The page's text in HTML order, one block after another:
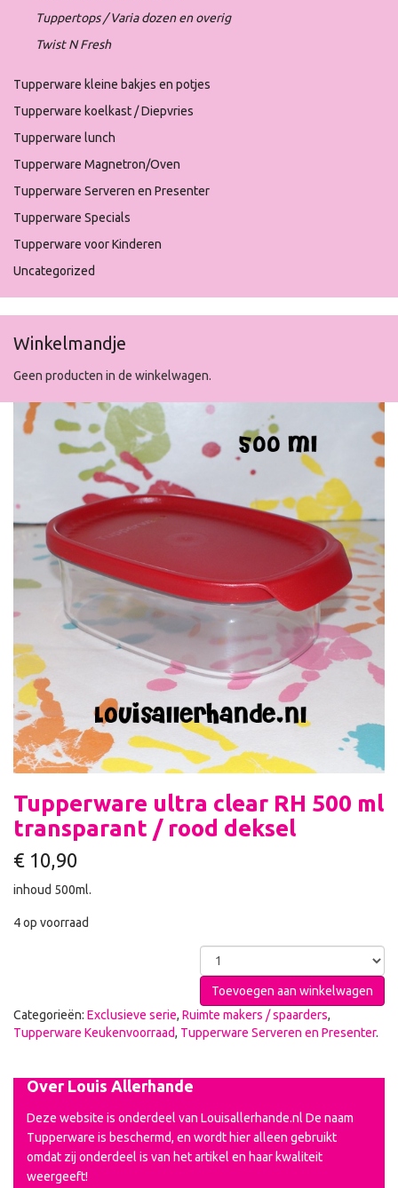
Tuppertops / Varia dozen en overig
Twist N Fresh
Tupperware kleine bakjes en potjes
Tupperware koelkast / Diepvries
Tupperware lunch
Tupperware Magnetron/Oven
Tupperware Serveren en Presenter
Tupperware Specials
Tupperware voor Kinderen
Uncategorized
Winkelmandje
Geen producten in de winkelwagen.
Tupperware ultra clear RH 500 ml
transparant / rood deksel
€ 10,90
inhoud 500ml.
4 op voorraad
Toevoegen aan winkelwagen
Categorieën: Exclusieve serie, Ruimte makers / spaarders,
Tupperware Keukenvoorraad, Tupperware Serveren en Presenter.
Over Louis Allerhande
Deze website is onderdeel van Louisallerhande.nl De naam
Tupperware is beschermd, en wordt hier alleen gebruikt
omdat zij onderdeel is van het artikel en haar kwaliteit
weergeeft!